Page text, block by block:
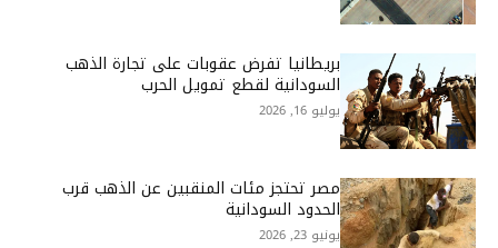
بريطانيا تفرض عقوبات على تجارة الذهب
السودانية لقطع تمويل الحرب
يوليو 16, 2026
مصر تحتجز مئات المنقبين عن الذهب قرب
الحدود السودانية
يونيو 23, 2026